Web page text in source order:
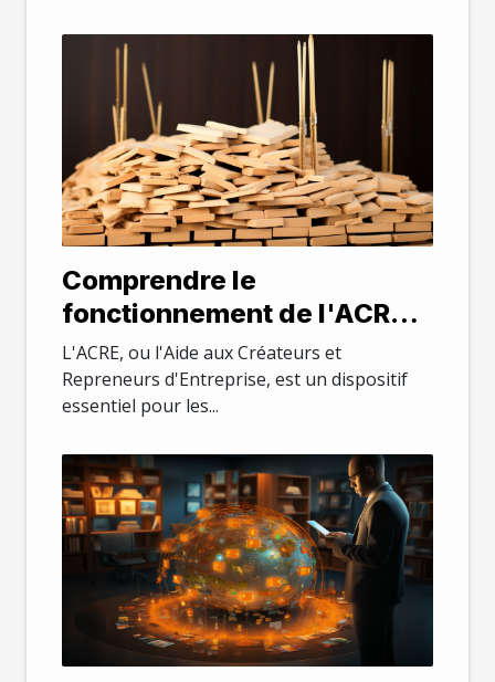
Comprendre le
fonctionnement de l'ACRE
en 2021
L'ACRE, ou l'Aide aux Créateurs et
Repreneurs d'Entreprise, est un dispositif
essentiel pour les...